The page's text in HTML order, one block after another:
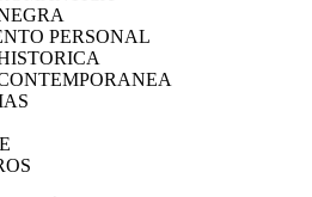
PERSONAL